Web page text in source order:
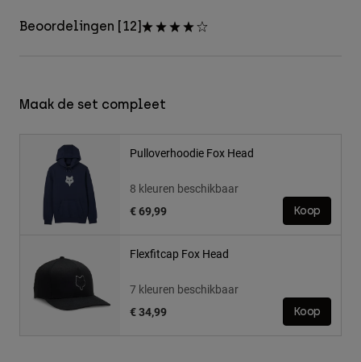
Beoordelingen [12]
Maak de set compleet
Pulloverhoodie Fox Head
8 kleuren beschikbaar
€ 69,99
Koop
Flexfitcap Fox Head
7 kleuren beschikbaar
€ 34,99
Koop